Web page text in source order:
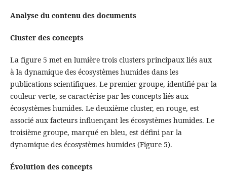
Analyse du contenu des documents
Cluster des concepts
La figure 5 met en lumière trois clusters principaux liés aux
à la dynamique des écosystèmes humides dans les
publications scientifiques. Le premier groupe, identifié par la
couleur verte, se caractérise par les concepts liés aux
écosystèmes humides. Le deuxième cluster, en rouge, est
associé aux facteurs influençant les écosystèmes humides. Le
troisième groupe, marqué en bleu, est défini par la
dynamique des écosystèmes humides (Figure 5).
Évolution des concepts